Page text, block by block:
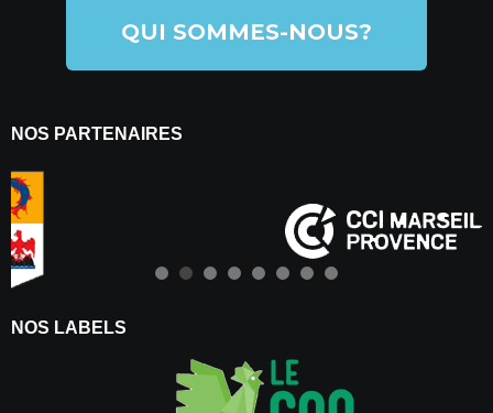
QUI SOMMES-NOUS?
NOS PARTENAIRES
NOS LABELS